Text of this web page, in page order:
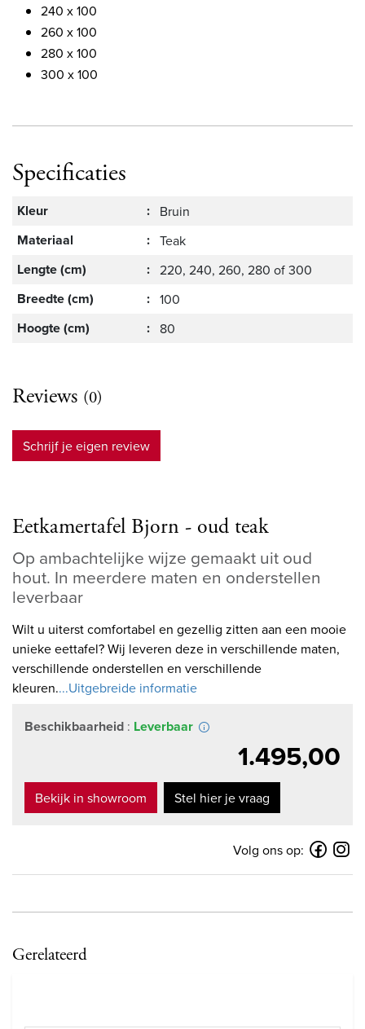
240 x 100
260 x 100
280 x 100
300 x 100
Specificaties
Kleur : Bruin
Materiaal : Teak
Lengte (cm) : 220, 240, 260, 280 of 300
Breedte (cm) : 100
Hoogte (cm) : 80
Reviews (0)
Schrijf je eigen review
Eetkamertafel Bjorn - oud teak
Op ambachtelijke wijze gemaakt uit oud
hout. In meerdere maten en onderstellen
leverbaar
Wilt u uiterst comfortabel en gezellig zitten aan een mooie
unieke eettafel? Wij leveren deze in verschillende maten,
verschillende onderstellen en verschillende
kleuren....Uitgebreide informatie
Beschikbaarheid : Leverbaar
1.495,00
Bekijk in showroom Stel hier je vraag
Volg ons op:
Gerelateerd